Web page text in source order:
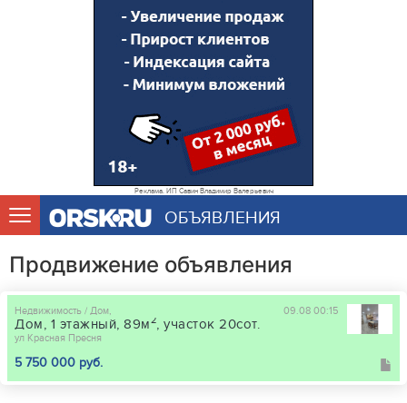
Реклама. ИП Савин Владимир Валерьевич
ОБЪЯВЛЕНИЯ
Продвижение объявления
09.08 00:15
Недвижимость / Дом,
Дом, 1 этажный, 89м2, участок 20сот.
ул Красная Пресня
5 750 000 руб.